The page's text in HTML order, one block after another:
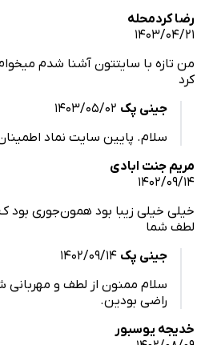
با سایتتون آشنا شدم میخوام
جینی پک 1403/05/02
سلام. پایین سایت نماد اطمینان ما
ابادی
زیبا بود همون‌جوری بود ک تو
جینی پک 1402/09/14
سلام ممنون از لطف و مهربانی شما/
راضی بودین.
يوسبور